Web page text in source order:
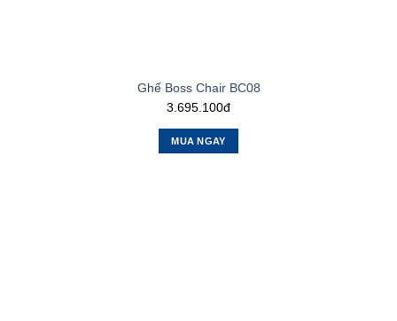
Ghế Boss Chair BC08
3.695.100đ
MUA NGAY